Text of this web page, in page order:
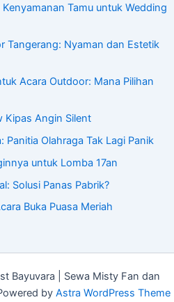
Tamu untuk Wedding
Tangerang: Nyaman dan Estetik
Acara Outdoor: Mana Pilihan
Kipas Angin Silent
Panitia Olahraga Tak Lagi Panik
untuk Lomba 17an
Solusi Panas Pabrik?
Buka Puasa Meriah
Bayuvara | Sewa Misty Fan dan
by Astra WordPress Theme